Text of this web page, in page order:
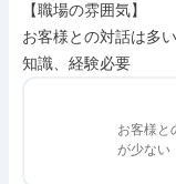
【職場の雰囲気】
お客様との対話は多い
知識、経験必要
お客様と
が少ない